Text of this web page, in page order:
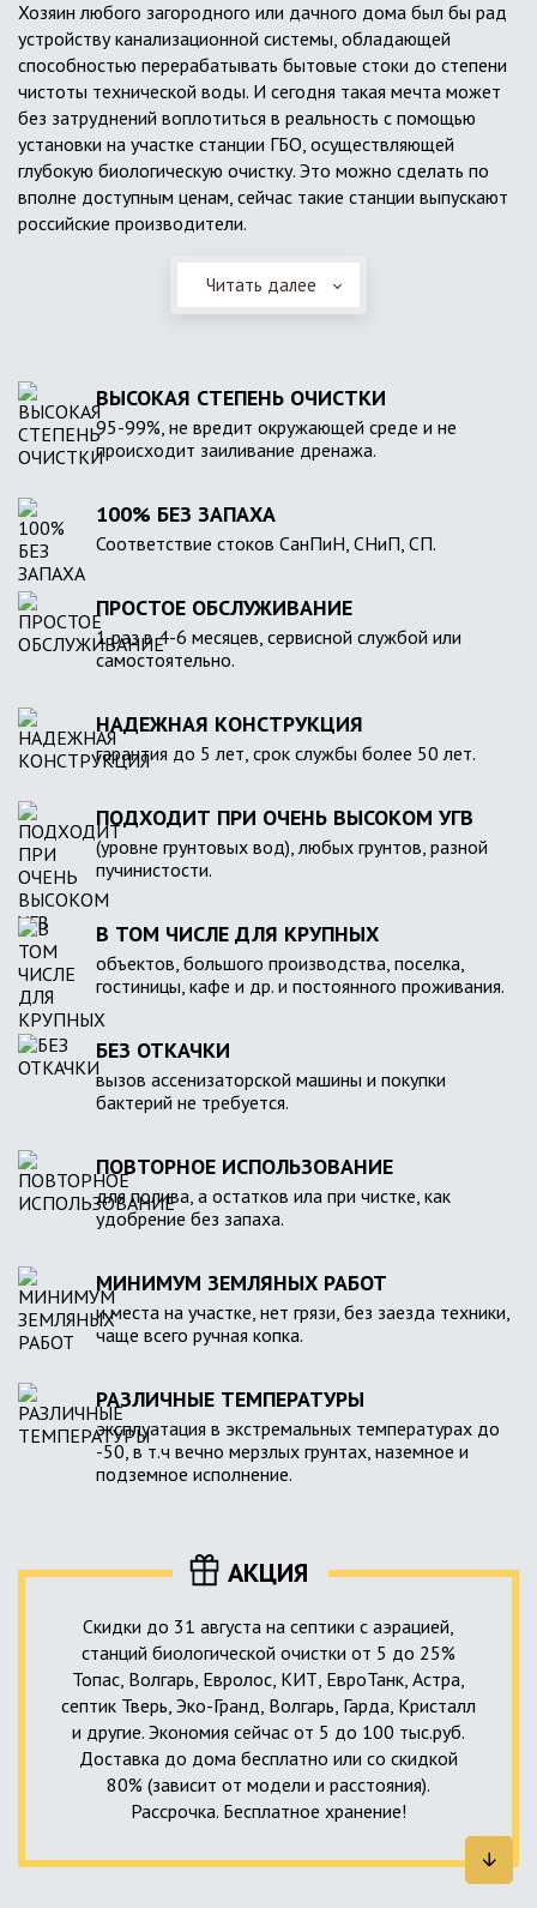
Хозяин любого загородного или дачного дома был бы рад
устройству канализационной системы, обладающей
способностью перерабатывать бытовые стоки до степени
чистоты технической воды. И сегодня такая мечта может
без затруднений воплотиться в реальность с помощью
установки на участке станции ГБО, осуществляющей
глубокую биологическую очистку. Это можно сделать по
вполне доступным ценам, сейчас такие станции выпускают
российские производители.
Читать далее
ВЫСОКАЯ СТЕПЕНЬ ОЧИСТКИ
95-99%, не вредит окружающей среде и не
происходит заиливание дренажа.
100% БЕЗ ЗАПАХА
Соответствие стоков СанПиН, СНиП, СП.
ПРОСТОЕ ОБСЛУЖИВАНИЕ
1 раз в 4-6 месяцев, сервисной службой или
самостоятельно.
НАДЕЖНАЯ КОНСТРУКЦИЯ
гарантия до 5 лет, срок службы более 50 лет.
ПОДХОДИТ ПРИ ОЧЕНЬ ВЫСОКОМ УГВ
(уровне грунтовых вод), любых грунтов, разной
пучинистости.
В ТОМ ЧИСЛЕ ДЛЯ КРУПНЫХ
объектов, большого производства, поселка,
гостиницы, кафе и др. и постоянного проживания.
БЕЗ ОТКАЧКИ
вызов ассенизаторской машины и покупки
бактерий не требуется.
ПОВТОРНОЕ ИСПОЛЬЗОВАНИЕ
для полива, а остатков ила при чистке, как
удобрение без запаха.
МИНИМУМ ЗЕМЛЯНЫХ РАБОТ
и места на участке, нет грязи, без заезда техники,
чаще всего ручная копка.
РАЗЛИЧНЫЕ ТЕМПЕРАТУРЫ
эксплуатация в экстремальных температурах до
-50, в т.ч вечно мерзлых грунтах, наземное и
подземное исполнение.
АКЦИЯ
Скидки до 31 августа на септики с аэрацией,
станций биологической очистки от 5 до 25%
Топас, Волгарь, Евролос, КИТ, ЕвроТанк, Астра,
септик Тверь, Эко-Гранд, Волгарь, Гарда, Кристалл
и другие. Экономия сейчас от 5 до 100 тыс.руб.
Доставка до дома бесплатно или со скидкой
80% (зависит от модели и расстояния).
Рассрочка. Бесплатное хранение!